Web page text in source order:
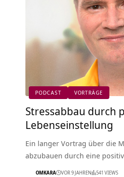
PODCAST VORTRÄGE
Stressabbau durch
Lebenseinstellung
Ein langer Vortrag über die
abzubauen durch eine
OMKARA VOR 9 JAHREN 541 VIEWS